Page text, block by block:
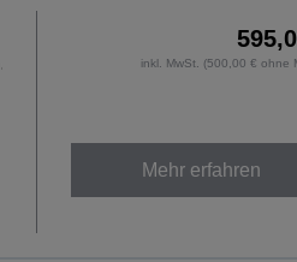
inkl. MwSt. (500,00 € ohne
Mehr erfahren